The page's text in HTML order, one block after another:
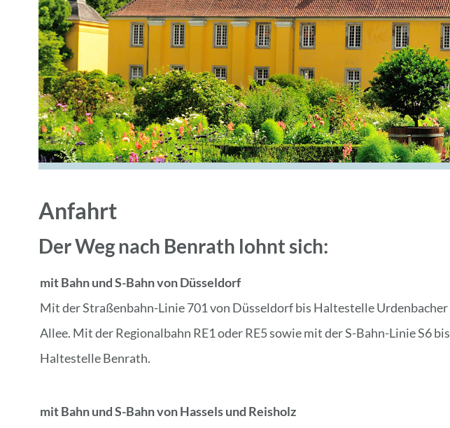
Anfahrt
Der Weg nach Benrath lohnt sich:
mit Bahn und S-Bahn von Düsseldorf
Mit der Straßenbahn-Linie 701 von Düsseldorf bis Haltestelle Urdenbacher
Allee. Mit der Regionalbahn RE1 oder RE5 sowie mit der S-Bahn-Linie S6 bis
Haltestelle Benrath.
mit Bahn und S-Bahn von Hassels und Reisholz